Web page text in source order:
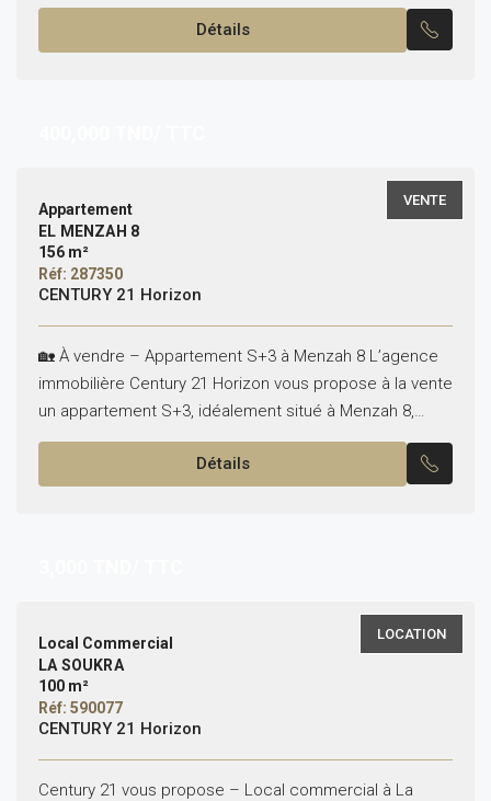
superficie de 141 m², composé de :...
Détails
VENTE
Appartement
EL MENZAH 8
156 m²
Réf: 287350
CENTURY 21 Horizon
🏡 À vendre – Appartement S+3 à Menzah 8 L’agence
immobilière Century 21 Horizon vous propose à la vente
un appartement S+3, idéalement situé à Menzah 8,
dans un quartier résidentiel calme,...
Détails
LOCATION
Local Commercial
LA SOUKRA
100 m²
Réf: 590077
CENTURY 21 Horizon
Century 21 vous propose – Local commercial à La